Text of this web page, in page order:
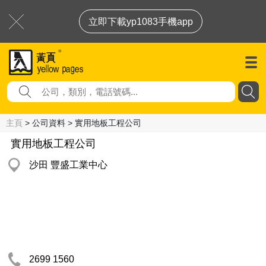
立即下載yp1083手機app
主頁 > 公司資料 > 實用地板工程公司
實用地板工程公司
沙田 豐盛工業中心
2699 1560